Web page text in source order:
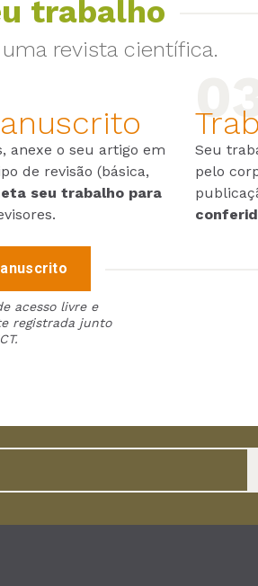
trabalho
revista científica.
anexe o seu artigo em
de revisão (básica,
seu trabalho para
Seu
pelo
acesso livre e
registrada junto